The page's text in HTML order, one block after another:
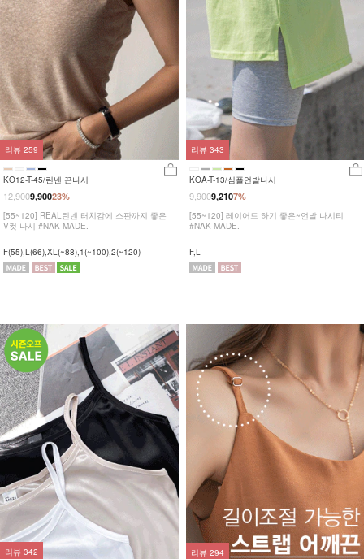
KO12-T-45/린넨 끈나시
23%
12,9009,900
[55~120] REAL린넨 터치감에 스판까지 좋은
V컷 나시 #NAK MADE.
F(55),L(66),XL(~88),1(~100),2(~120)
리뷰 259
KOA-T-13/심플언발나시
7%
9,9009,210
[55~120] 레이어드 하기 좋은~언발 나시티
#NAK MADE.
F,L
리뷰 343
리뷰 342 리뷰 294